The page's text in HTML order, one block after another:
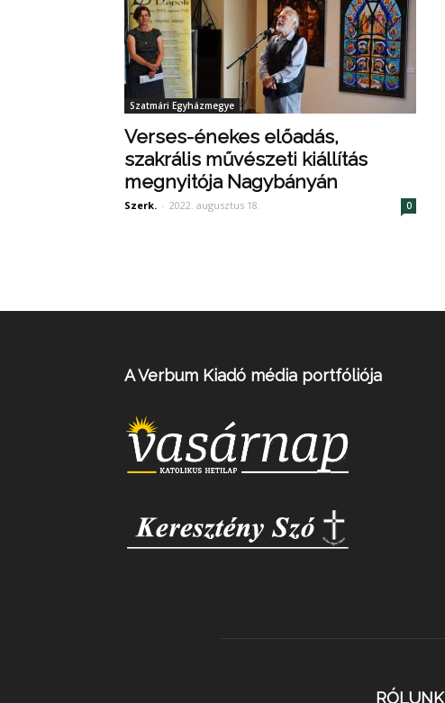
Szatmári Egyházmegye
Verses-énekes előadás,
szakrális művészeti kiállítás
megnyitója Nagybányán
Szerk. - 2022. augusztus 18. 0
A Verbum Kiadó média portfóliója
RÓLUNK